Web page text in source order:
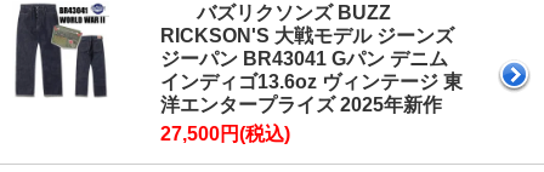
バズリクソンズ BUZZ
RICKSON'S 大戦モデル ジーンズ
ジーパン BR43041 Gパン デニム
インディゴ13.6oz ヴィンテージ 東
洋エンタープライズ 2025年新作
27,500円(税込)